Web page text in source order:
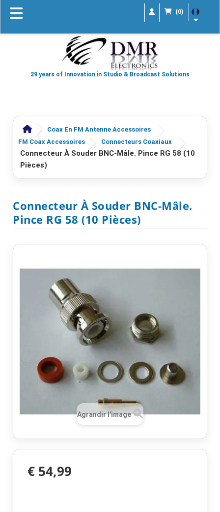
(0)
29 years of Innovation in Studio & Broadcast Solutions
Coax En FM Antenne Accessoires
FM Coax Accessoires
Connecteurs Coaxiaux
Connecteur À Souder BNC-Mâle. Pince RG 58 (10
Pièces)
Connecteur À Souder BNC-Mâle.
Pince RG 58 (10 Pièces)
Agrandir l'image
€ 54,99